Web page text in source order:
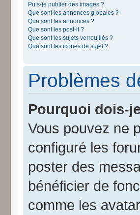
Puis-je publier des images ?
Que sont les annonces globales ?
Que sont les annonces ?
Que sont les post-it ?
Que sont les sujets verrouillés ?
Que sont les icônes de sujet ?
Problèmes
Pourquoi dois-
Vous pouvez ne
configuré les
poster des
bénéficier de
comme les